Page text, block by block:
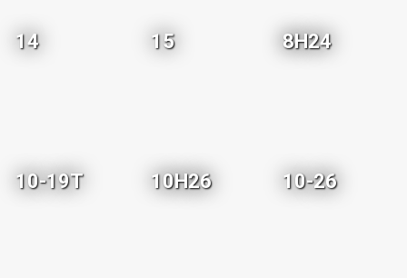
14 15 8H24
10-19T 10H26 10-26